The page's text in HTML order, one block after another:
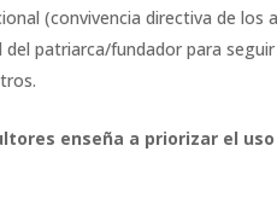
(convivencia directiva de los
del patriarca/fundador para
enseña a priorizar el